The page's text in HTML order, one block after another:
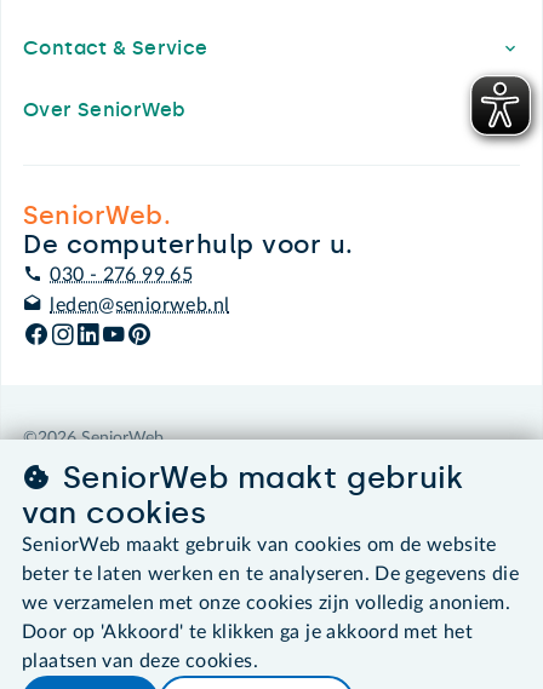
Contact & Service
Over SeniorWeb
SeniorWeb.
De computerhulp voor u.
030 - 276 99 65
leden@seniorweb.nl
©2026 SeniorWeb
Algemene voorwaarden
Cookies en cookie-instellingen
Disclaimer
Privacybeleid
About SeniorWeb
SeniorWeb maakt gebruik
van cookies
SeniorWeb maakt gebruik van cookies om de website
beter te laten werken en te analyseren. De gegevens die
we verzamelen met onze cookies zijn volledig anoniem.
Door op 'Akkoord' te klikken ga je akkoord met het
plaatsen van deze cookies.